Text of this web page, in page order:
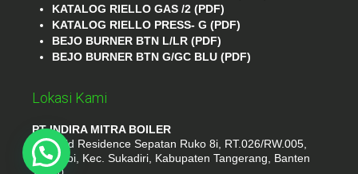
KATALOG RIELLO GAS /2 (PDF)
KATALOG RIELLO PRESS- G (PDF)
BEJO BURNER BTN L/LR (PDF)
BEJO BURNER BTN G/GC BLU (PDF)
Lokasi Kami
PT INDIRA MITRA BOILER
Emerald Residence Sepatan Ruko 8i, RT.026/RW.005,
Kosambi, Kec. Sukadiri, Kabupaten Tangerang, Banten